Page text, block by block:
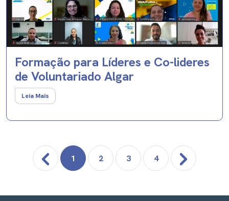
Formação para Líderes e Co-lideres
de Voluntariado Algar
Leia Mais
1 2 3 4